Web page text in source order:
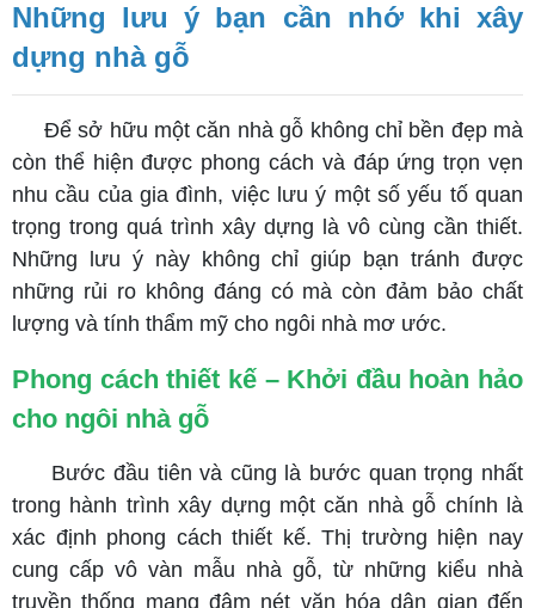
Những lưu ý bạn cần nhớ khi xây
dựng nhà gỗ
Để sở hữu một căn nhà gỗ không chỉ bền đẹp mà
còn thể hiện được phong cách và đáp ứng trọn vẹn
nhu cầu của gia đình, việc lưu ý một số yếu tố quan
trọng trong quá trình xây dựng là vô cùng cần thiết.
Những lưu ý này không chỉ giúp bạn tránh được
những rủi ro không đáng có mà còn đảm bảo chất
lượng và tính thẩm mỹ cho ngôi nhà mơ ước.
Phong cách thiết kế – Khởi đầu hoàn hảo
cho ngôi nhà gỗ
Bước đầu tiên và cũng là bước quan trọng nhất
trong hành trình xây dựng một căn nhà gỗ chính là
xác định phong cách thiết kế. Thị trường hiện nay
cung cấp vô vàn mẫu nhà gỗ, từ những kiểu nhà
truyền thống mang đậm nét văn hóa dân gian đến